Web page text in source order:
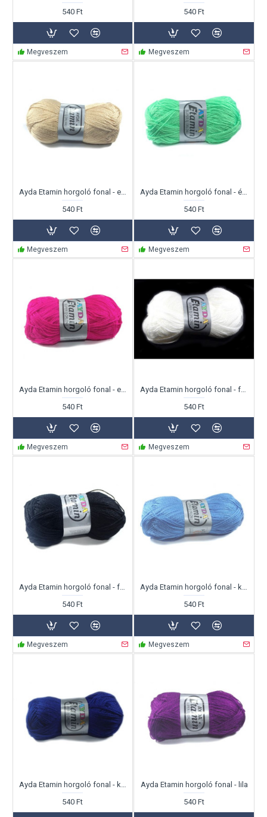
540 Ft
Megveszem
540 Ft
Megveszem
Ayda Etamin horgoló fonal - ekru
540 Ft
Megveszem
Ayda Etamin horgoló fonal - élénkzöld
540 Ft
Megveszem
Ayda Etamin horgoló fonal - erős pink
540 Ft
Megveszem
Ayda Etamin horgoló fonal - fehér
540 Ft
Megveszem
Ayda Etamin horgoló fonal - fekete
540 Ft
Megveszem
Ayda Etamin horgoló fonal - kék
540 Ft
Megveszem
Ayda Etamin horgoló fonal - királykék
540 Ft
Ayda Etamin horgoló fonal - lila
540 Ft